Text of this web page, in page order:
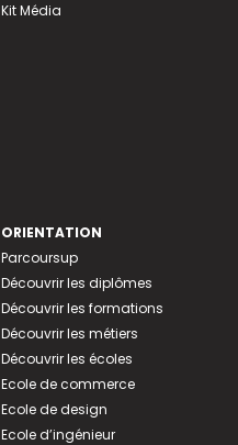
Kit Média
ORIENTATION
Parcoursup
Découvrir les diplômes
Découvrir les formations
Découvrir les métiers
Découvrir les écoles
Ecole de commerce
Ecole de design
Ecole d’ingénieur